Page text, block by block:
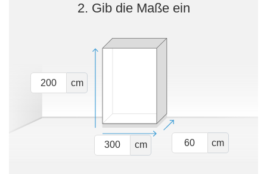
2. Gib die Maße ein
cm
cm cm